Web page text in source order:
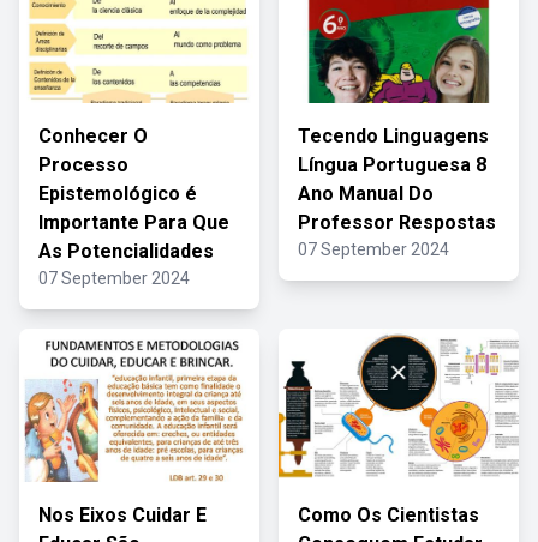
Conhecer O
Processo
Epistemológico é
Importante Para Que
As Potencialidades
07 September 2024
Tecendo Linguagens
Língua Portuguesa 8
Ano Manual Do
Professor Respostas
07 September 2024
Nos Eixos Cuidar E
Como Os Cientistas